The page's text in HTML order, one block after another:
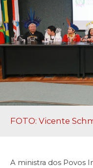
FOTO: Vicente
A ministra dos Povos